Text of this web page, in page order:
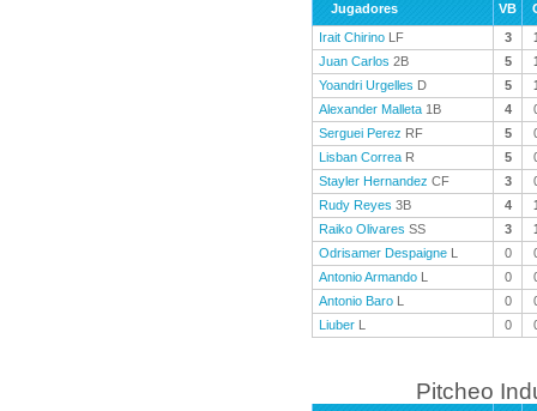
Jugadores VB
Irait Chirino LF 3
Juan Carlos 2B 5
Yoandri Urgelles D 5
Alexander Malleta 1B 4
Serguei Perez RF 5
Lisban Correa R 5
Stayler Hernandez CF 3
Rudy Reyes 3B 4
Raiko Olivares SS 3
Odrisamer Despaigne L 0
Antonio Armando L 0
Antonio Baro L 0
Liuber L 0
Pitcheo